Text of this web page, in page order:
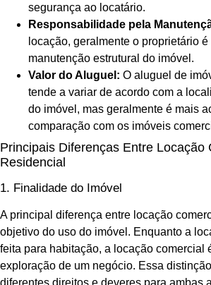
segurança ao locatário.
Responsabilidade pela
locação, geralmente o proprietário
manutenção estrutural do imóvel.
Valor do Aluguel: O aluguel de
tende a variar de acordo com a
do imóvel, mas geralmente é mais
comparação com os imóveis
Principais Diferenças Entre Locação
Residencial
1. Finalidade do Imóvel
A principal diferença entre locação
objetivo do uso do imóvel. Enquanto a
feita para habitação, a locação comercial
exploração de um negócio. Essa
diferentes direitos e deveres para ambas